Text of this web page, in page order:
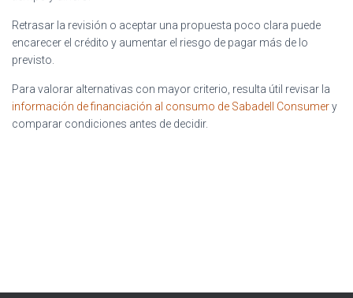
Retrasar la revisión o aceptar una propuesta poco clara puede
encarecer el crédito y aumentar el riesgo de pagar más de lo
previsto.
Para valorar alternativas con mayor criterio, resulta útil revisar la
información de financiación al consumo de Sabadell Consumery
comparar condiciones antes de decidir.